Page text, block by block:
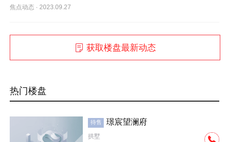
焦点动态 ·2023.09.27
获取楼盘最新动态
热门楼盘
待售 璟宸望澜府
拱墅